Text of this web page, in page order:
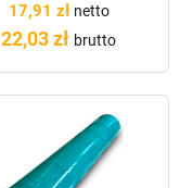
17,91 złnetto
22,03 zł brutto